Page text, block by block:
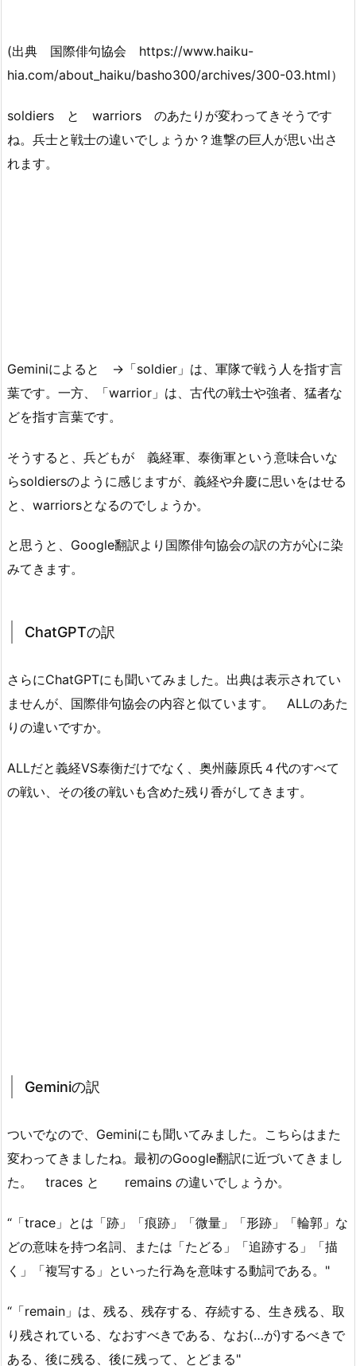
(出典 国際俳句協会 https://www.haiku-
hia.com/about_haiku/basho300/archives/300-03.html）
soldiers と warriors のあたりが変わってきそうです
ね。兵士と戦士の違いでしょうか？進撃の巨人が思い出さ
れます。
Geminiによると →「soldier」は、軍隊で戦う人を指す言
葉です。一方、「warrior」は、古代の戦士や強者、猛者な
どを指す言葉です。
そうすると、兵どもが 義経軍、泰衡軍という意味合いな
らsoldiersのように感じますが、義経や弁慶に思いをはせる
と、warriorsとなるのでしょうか。
と思うと、Google翻訳より国際俳句協会の訳の方が心に染
みてきます。
ChatGPTの訳
さらにChatGPTにも聞いてみました。出典は表示されてい
ませんが、国際俳句協会の内容と似ています。 ALLのあた
りの違いですか。
ALLだと義経VS泰衡だけでなく、奥州藤原氏４代のすべて
の戦い、その後の戦いも含めた残り香がしてきます。
Geminiの訳
ついでなので、Geminiにも聞いてみました。こちらはまた
変わってきましたね。最初のGoogle翻訳に近づいてきまし
た。 traces と remains の違いでしょうか。
“「trace」とは「跡」「痕跡」「微量」「形跡」「輪郭」な
どの意味を持つ名詞、または「たどる」「追跡する」「描
く」「複写する」といった行為を意味する動詞である。"
“「remain」は、残る、残存する、存続する、生き残る、取
り残されている、なおすべきである、なお(…が)するべきで
ある、後に残る、後に残って、とどまる"